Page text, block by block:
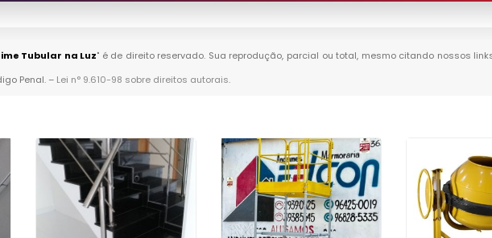
Tubular na Luz" é de direito reservado. Sua reprodução, parcial ou total, mesmo citando nossos
Penal. – Lei n° 9.610-98 sobre direitos autorais.